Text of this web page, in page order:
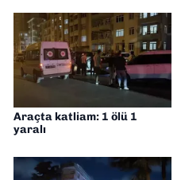
Araçta katliam: 1 ölü 1
yaralı